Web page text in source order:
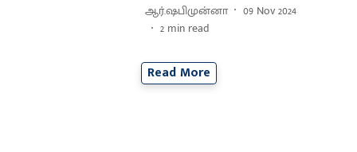
ஆர்.ஷபிமுன்னா
09 Nov 2024
2 min read
Read More